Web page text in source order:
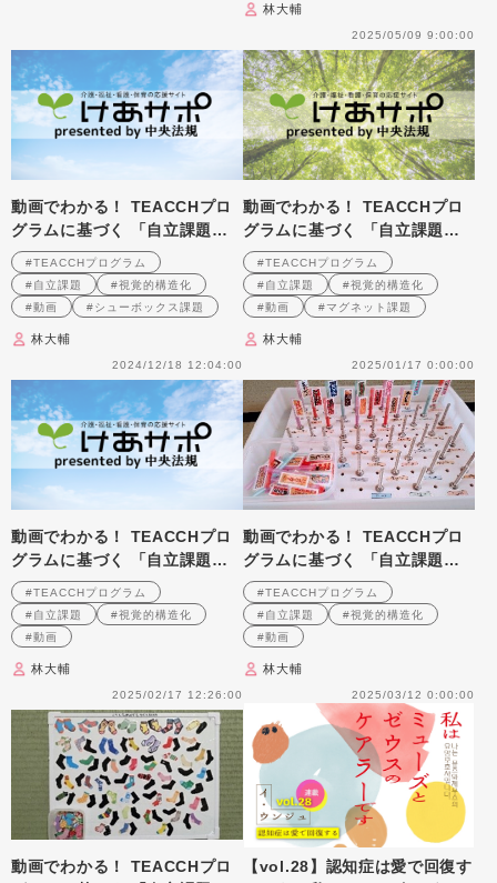
林大輔
2025/05/09 9:00:00
動画でわかる！ TEACCHプロ
グラムに基づく 「自立課題」
の作り方と実践のポイント 第
1回
#TEACCHプログラム
#自立課題
#視覚的構造化
#動画
#シューボックス課題
林大輔
2024/12/18 12:04:00
動画でわかる！ TEACCHプロ
グラムに基づく 「自立課題」
の作り方と実践のポイント 第
2回
#TEACCHプログラム
#自立課題
#視覚的構造化
#動画
#マグネット課題
林大輔
2025/01/17 0:00:00
動画でわかる！ TEACCHプロ
グラムに基づく 「自立課題」
の作り方と実践のポイント 第
3回
#TEACCHプログラム
#自立課題
#視覚的構造化
#動画
林大輔
2025/02/17 12:26:00
動画でわかる！ TEACCHプロ
グラムに基づく 「自立課題」
の作り方と実践のポイント 第
４回
#TEACCHプログラム
#自立課題
#視覚的構造化
#動画
林大輔
2025/03/12 0:00:00
動画でわかる！ TEACCHプロ
【vol.28】認知症は愛で回復す